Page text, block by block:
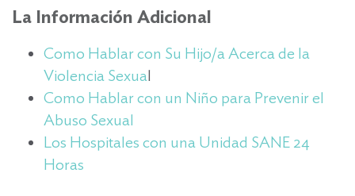
La Información Adicional
Como Hablar con Su Hijo/a Acerca de la
Violencia Sexual
Como Hablar con un Niño para Prevenir el
Abuso Sexual
Los Hospitales con una Unidad SANE 24
Horas